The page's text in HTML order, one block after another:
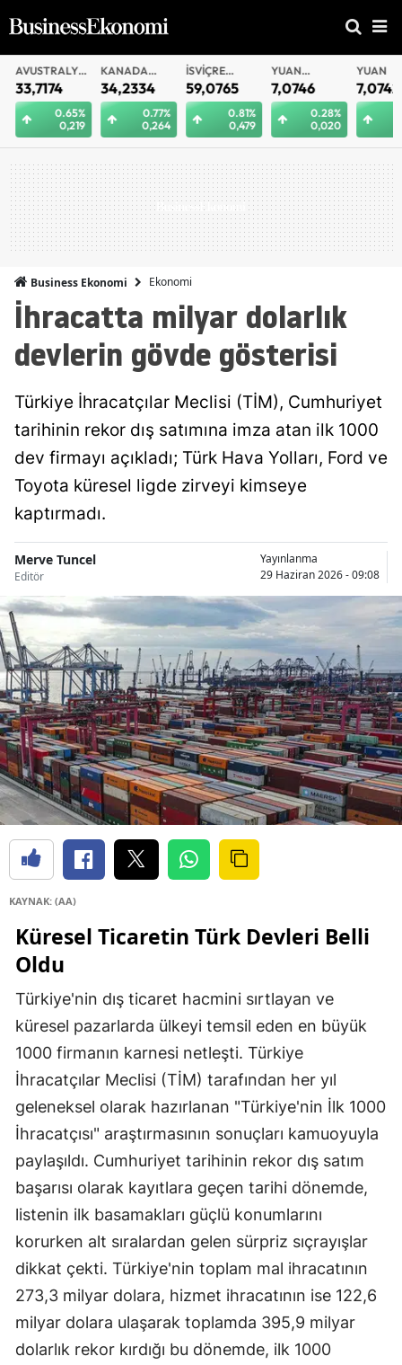
AVUSTRALYA
DOLARI
33,7174
0.65%
0,219
KANADA
DOLARI
34,2334
0.77%
0,264
İSVIÇRE
FRANKI
59,0765
0.81%
0,479
YUAN
OFFSHORE
7,0746
0.28%
0,020
YUAN
7,0742
Business Ekonomi Ekonomi
İhracatta milyar dolarlık
devlerin gövde gösterisi
Türkiye İhracatçılar Meclisi (TİM), Cumhuriyet
tarihinin rekor dış satımına imza atan ilk 1000
dev firmayı açıkladı; Türk Hava Yolları, Ford ve
Toyota küresel ligde zirveyi kimseye
kaptırmadı.
Merve Tuncel
Editör
Yayınlanma
29 Haziran 2026 - 09:08
KAYNAK: (AA)
Küresel Ticaretin Türk Devleri Belli
Oldu
Türkiye'nin dış ticaret hacmini sırtlayan ve
küresel pazarlarda ülkeyi temsil eden en büyük
1000 firmanın karnesi netleşti. Türkiye
İhracatçılar Meclisi (TİM) tarafından her yıl
geleneksel olarak hazırlanan "Türkiye'nin İlk 1000
İhracatçısı" araştırmasının sonuçları kamuoyuyla
paylaşıldı. Cumhuriyet tarihinin rekor dış satım
başarısı olarak kayıtlara geçen tarihi dönemde,
listenin ilk basamakları güçlü konumlarını
korurken alt sıralardan gelen sürpriz sıçrayışlar
dikkat çekti. Türkiye'nin toplam mal ihracatının
273,3 milyar dolara, hizmet ihracatının ise 122,6
milyar dolara ulaşarak toplamda 395,9 milyar
dolarlık rekor kırdığı bu dönemde, ilk 1000